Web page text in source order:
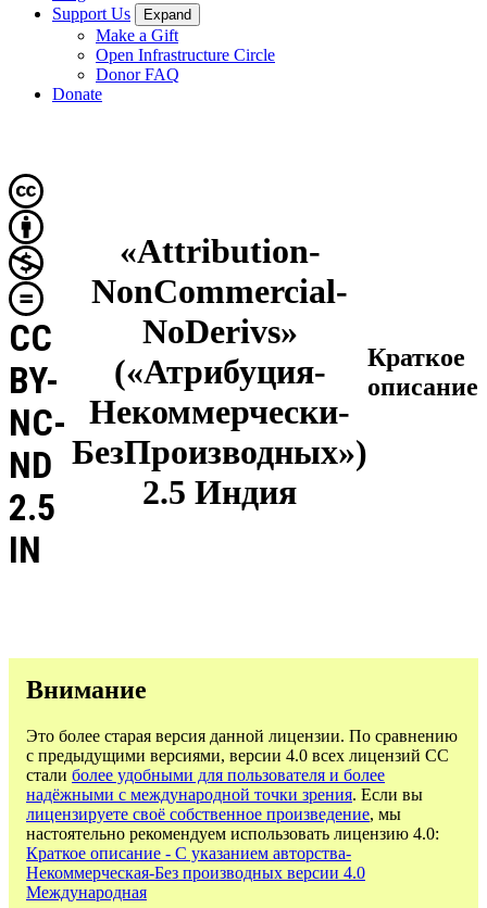
Support Us
Expand
Make a Gift
Open Infrastructure Circle
Donor FAQ
Donate
«Attribution-
NonCommercial-
NoDerivs»
(«Атрибуция-
Некоммерчески-
БезПроизводных»)
2.5 Индия
CC
BY-
NC-
ND
2.5
IN
Краткое
описание
Внимание
Это более старая версия данной лицензии. По сравнению
с предыдущими версиями, версии 4.0 всех лицензий CC
стали более удобными для пользователя и более
надёжными с международной точки зрения. Если вы
лицензируете своё собственное произведение, мы
настоятельно рекомендуем использовать лицензию 4.0:
Краткое описание - С указанием авторства-
Некоммерческая-Без производных версии 4.0
Международная